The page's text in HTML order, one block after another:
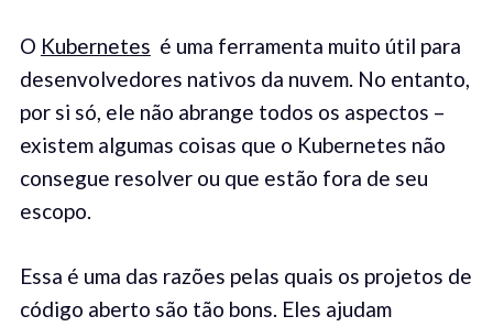
O Kubernetes é uma ferramenta muito útil para
desenvolvedores nativos da nuvem. No entanto,
por si só, ele não abrange todos os aspectos –
existem algumas coisas que o Kubernetes não
consegue resolver ou que estão fora de seu
escopo.
Essa é uma das razões pelas quais os projetos de
código aberto são tão bons. Eles ajudam